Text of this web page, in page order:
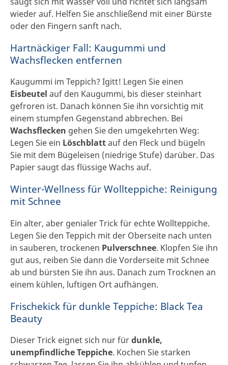
wieder auf. Helfen Sie anschließend mit einer Bürste
oder den Fingern sanft nach.
Hartnäckiger Fall: Kaugummi und
Wachsflecken entfernen
Kaugummi im Teppich? Igitt! Legen Sie einen
Eisbeutel auf den Kaugummi, bis dieser steinhart
gefroren ist. Danach können Sie ihn vorsichtig mit
einem stumpfen Gegenstand abbrechen. Bei
Wachsflecken gehen Sie den umgekehrten Weg:
Legen Sie ein Löschblattauf den Fleck und bügeln
Sie mit dem Bügeleisen (niedrige Stufe) darüber. Das
Papier saugt das flüssige Wachs auf.
Winter-Wellness für Wollteppiche: Reinigung
mit Schnee
Ein alter, aber genialer Trick für echte Wollteppiche.
Legen Sie den Teppich mit der Oberseite nach unten
in sauberen, trockenen Pulverschnee. Klopfen Sie ihn
gut aus, reiben Sie dann die Vorderseite mit Schnee
ab und bürsten Sie ihn aus. Danach zum Trocknen an
einem kühlen, luftigen Ort aufhängen.
Frischekick für dunkle Teppiche: Black Tea
Beauty
Dieser Trick eignet sich nur fürdunkle,
unempfindliche Teppiche. Kochen Sie starken